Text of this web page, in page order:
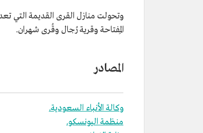
وتحولت منازل القرى القديمة التي
المِفتاحة وقرية رُجال وقُرى شهران.
المصادر
وكالة الأنباء السعودية.
منظمة اليونسكو.